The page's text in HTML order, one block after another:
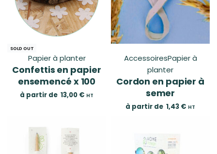
SOLD OUT
Papier à planter
Confettis en papier
ensemencé x 100
à partir de 13,00 € HT
AccessoiresPapier à
planter
Cordon en papier à
semer
à partir de 1,43 € HT